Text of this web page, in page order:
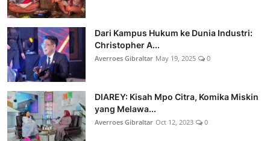
Dari Kampus Hukum ke Dunia Industri:
Christopher A...
Averroes Gibraltar May 19, 2025 0
DIAREY: Kisah Mpo Citra, Komika Miskin
yang Melawa...
Averroes Gibraltar Oct 12, 2023 0